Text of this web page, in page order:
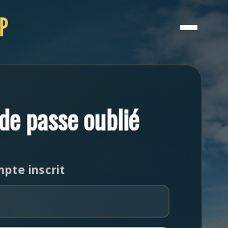
passe oublié
inscrit